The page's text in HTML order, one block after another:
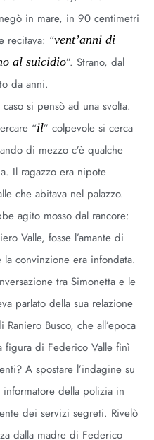
in mare, in 90 centimetri
recitava: “vent’anni di
al suicidio”. Strano, dal
da anni.
si pensò ad una svolta.
“il” colpevole si cerca
di mezzo c’è qualche
Il ragazzo era nipote
che abitava nel palazzo.
agito mosso dal rancore:
Valle, fosse l’amante di
convinzione era infondata.
tra Simonetta e le
parlato della sua relazione
Busco, che all’epoca
figura di Federico Valle finì
A spostare l’indagine su
della polizia in
dei servizi segreti. Rivelò
dalla madre di Federico